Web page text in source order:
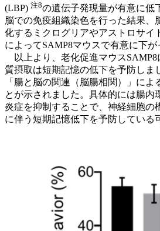
(LBP) 注8の遺伝子発現量が有意に低
脳での免疫組織染色を行った結果、
化するミクログリアやアストロサイ
によってSAMP8マウスで有意に下が
以上より、老化促進マウスSAMP8
質摂取は短期記憶の低下を予防しま
「腸と脳の関連（脳腸相関）」によ
とが示されました。具体的には腸内
炎症を抑制することで、神経細胞の
に伴う短期記憶低下を予防している